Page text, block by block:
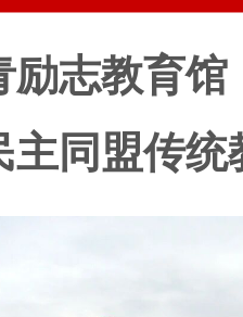
志教育馆
同盟传统